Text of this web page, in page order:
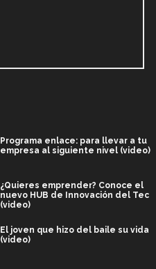
Programa enlace: para llevar a tu
empresa al siguiente nivel (video)
¿Quieres emprender? Conoce el
nuevo HUB de Innovación del Tec
(video)
El joven que hizo del baile su vida
(video)